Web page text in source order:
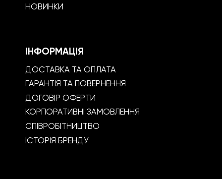
НОВИНКИ
ІНФОРМАЦІЯ
ДОСТАВКА ТА ОПЛАТА
ГАРАНТІЯ ТА ПОВЕРНЕННЯ
ДОГОВІР ОФЕРТИ
КОРПОРАТИВНІ ЗАМОВЛЕННЯ
СПІВРОБІТНИЦТВО
ІСТОРІЯ БРЕНДУ